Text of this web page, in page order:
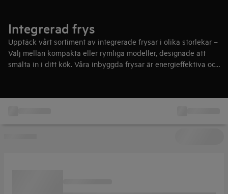
Integrerad frys
Upptäck vårt sortiment av integrerade frysar i olika storlekar –
Välj mellan kompakta eller rymliga modeller, designade att
smälta in i ditt kök. Våra inbyggda frysar är energieffektiva och